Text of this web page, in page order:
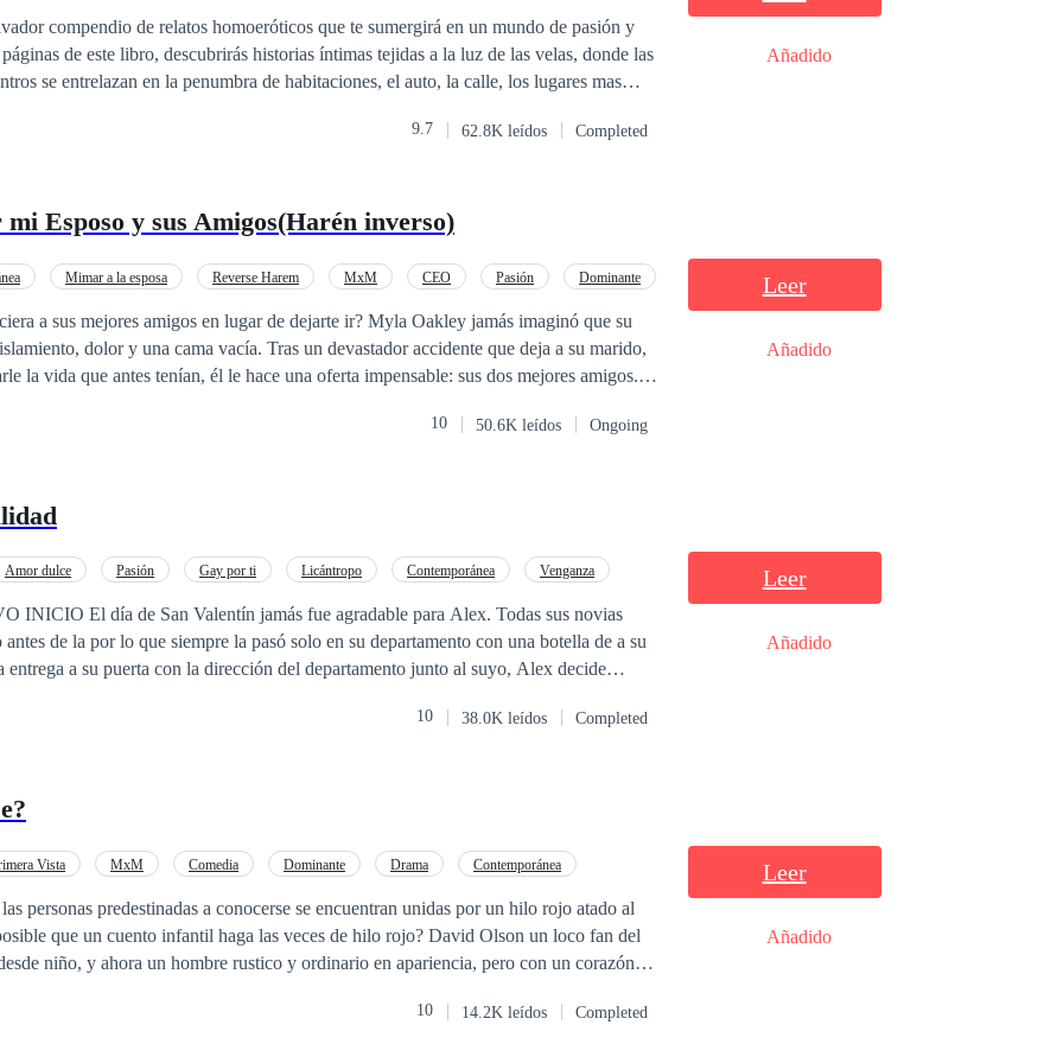
compendio de relatos homoeróticos que te sumergirá en un mundo de pasión y
de este libro, descubrirás historias íntimas tejidas a la luz de las velas, donde las
se entrelazan en la penumbra de habitaciones, el auto, la calle, los lugares mas
fantasías. De la mano del autor, sumérgete en este viaje donde la conexión
9.7 62.8K leídos Completed
Añadido
Esposo y sus Amigos(Harén inverso)
Mimar a la esposa Reverse Harem MxM CEO Pasión
Dominante
amigos en lugar de dejarte ir? Myla Oakley jamás imaginó que su
dolor y una cama vacía. Tras un devastador accidente que deja a su marido,
la vida que antes tenían, él le hace una oferta impensable: sus dos mejores amigos.
entre la lealtad y el anhelo, la ternura y la tentación. Tres hombres poderosos. Una
10 50.6K leídos Ongoing
Leer
Añadido
Amor dulce Pasión Gay por ti Licántropo Contemporánea
Venganza
para Alex. Todas sus novias
con una botella de a su
entrega a su puerta con la dirección del departamento junto al suyo, Alex decide
vez?
10 38.0K leídos Completed
Leer
Añadido
Vista MxM Comedia Dominante Drama Contemporánea
personas predestinadas a conocerse se encuentran unidas por un hilo rojo atado al
que un cuento infantil haga las veces de hilo rojo? David Olson un loco fan del
niño, y ahora un hombre rustico y ordinario en apariencia, pero con un corazón
lleno de espinas en su interior. Liam Maxwell tuvo un cambio importante en su vida
10 14.2K leídos Completed
Leer
Añadido